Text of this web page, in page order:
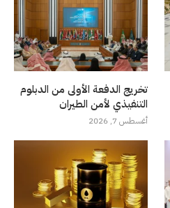
تخريج الدفعة الأولى من الدبلوم
التنفيذي لأمن الطيران
أغسطس 7, 2026